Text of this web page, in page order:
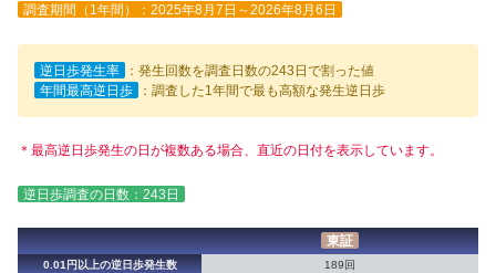
調査期間（1年間）：2025年8月7日～2026年8月6日
逆日歩発生率
：発生回数を調査日数の243日で割った値
年間最高逆日歩
：調査した1年間で最も高額な発生逆日歩
＊最高逆日歩発生の日が複数ある場合、直近の日付を表示しています。
逆日歩調査の日数：243日
東証
0.01円以上の逆日歩発生数
189回